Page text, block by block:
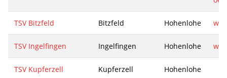
TSV Bitzfeld Bitzfeld Hohenlohe
TSV Ingelfingen Ingelfingen Hohenlohe
TSV Kupferzell Kupferzell Hohenlohe